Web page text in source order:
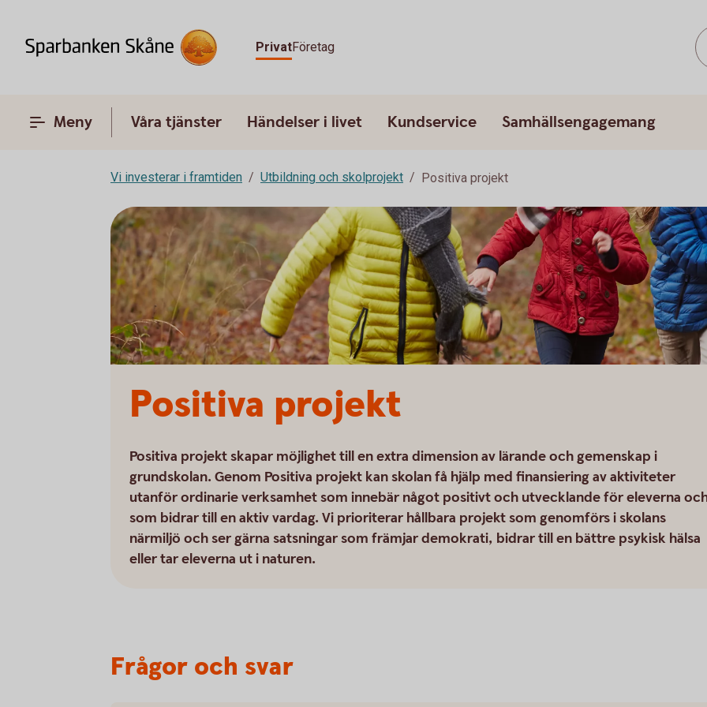
PrivatFöretag
Meny Våra tjänster Händelser i livet Kundservice Samhällsengagemang
Vi investerar i framtiden Utbildning och skolprojekt Positiva projekt
Positiva projekt
Positiva projekt skapar möjlighet till en extra dimension av lärande och gemenskap i
grundskolan. Genom Positiva projekt kan skolan få hjälp med finansiering av aktiviteter
utanför ordinarie verksamhet som innebär något positivt och utvecklande för eleverna
som bidrar till en aktiv vardag. Vi prioriterar hållbara projekt som genomförs i skolans
närmiljö och ser gärna satsningar som främjar demokrati, bidrar till en bättre psykisk hälsa
eller tar eleverna ut i naturen.
Frågor och svar